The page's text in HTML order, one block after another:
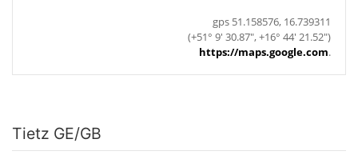
gps 51.158576, 16.739311
(+51° 9' 30.87", +16° 44' 21.52")
https://maps.google.com.
Tietz GE/GB